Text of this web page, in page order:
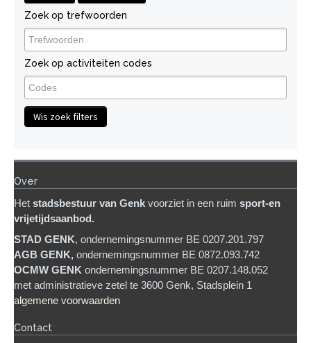
Zoek op trefwoorden
Zoek op activiteiten codes
Wis zoek filters
Over
Het stadsbestuur van Genk voorziet in een ruim sport-en
vrijetijdsaanbod.
STAD GENK, ondernemingsnummer BE 0207.201.797
AGB GENK, ondernemingsnummer BE 0872.093.742
OCMW GENK ondernemingsnummer BE 0207.148.052
met administratieve zetel te 3600 Genk, Stadsplein 1
algemene voorwaarden
Contact